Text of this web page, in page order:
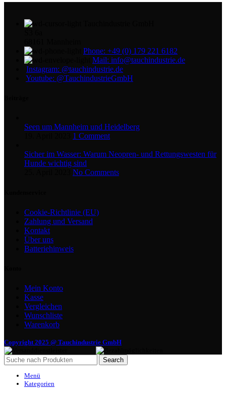
Phone: +49 (0) 179 221 6182
Mail: info@tauchindustrie.de
Instagram: @tauchindustrie.de
Youtube: @TauchindustrieGmbH
Seen um Mannheim und Heidelberg
1 Comment
Sicher im Wasser: Warum Neopren- und Rettungswesten für
Hunde wichtig sind
No Comments
Cookie-Richtlinie (EU)
Zahlung und Versand
Kontakt
Über uns
Batteriehinweis
Mein Konto
Kasse
Vergleichen
Wunschliste
Warenkorb
Copyright 2025 @ Tauchindustrie GmbH
Search
Menü
Kategorien